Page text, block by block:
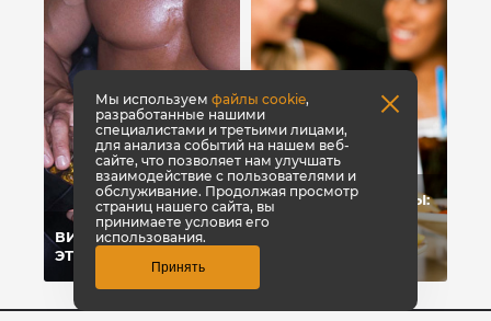
ВИТАМИНЫ: ЧТО
ЭТО?
УГЛЕВОДЫ-УБИЙЦЫ:
ПОЧЕМУ МЫ
Мы используемфайлы cookie,
разработанные нашими
специалистами и третьими лицами,
для анализа событий на нашем веб-
сайте, что позволяет нам улучшать
взаимодействие с пользователями и
обслуживание. Продолжая просмотр
страниц нашего сайта, вы
принимаете условия его
использования.
Принять